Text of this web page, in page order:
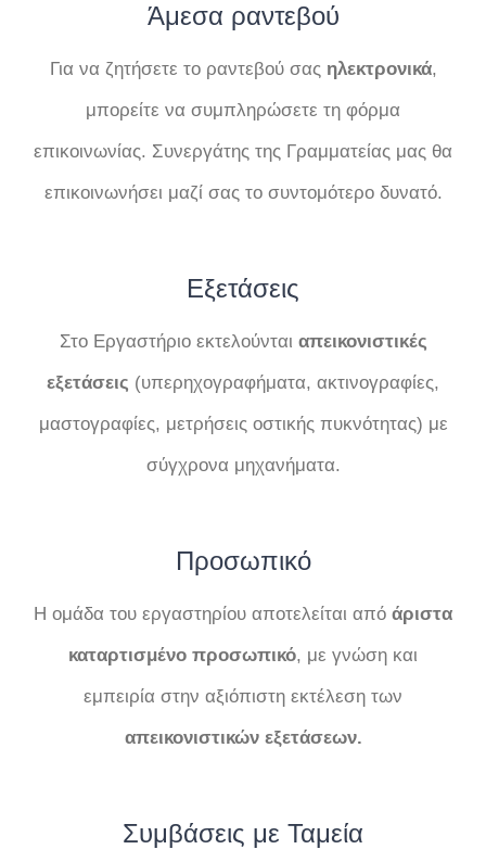
Άμεσα ραντεβού
Για να ζητήσετε το ραντεβού σας ηλεκτρονικά,
μπορείτε να συμπληρώσετε τη φόρμα
επικοινωνίας. Συνεργάτης της Γραμματείας μας θα
επικοινωνήσει μαζί σας το συντομότερο δυνατό.
Εξετάσεις
Στο Εργαστήριο εκτελούνται απεικονιστικές
εξετάσεις (υπερηχογραφήματα, ακτινογραφίες,
μαστογραφίες, μετρήσεις οστικής πυκνότητας) με
σύγχρονα μηχανήματα.
Προσωπικό
Η ομάδα του εργαστηρίου αποτελείται από άριστα
καταρτισμένο προσωπικό, με γνώση και
εμπειρία στην αξιόπιστη εκτέλεση των
απεικονιστικών εξετάσεων.
Συμβάσεις με Ταμεία